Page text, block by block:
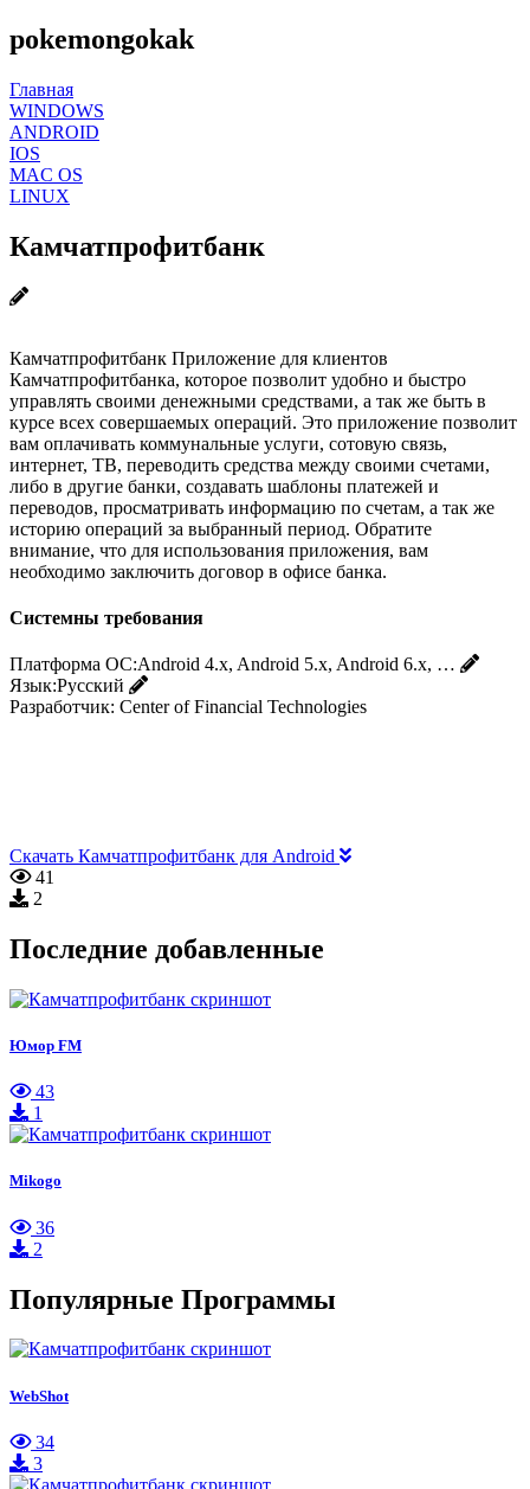
pokemongokak
Главная
WINDOWS
ANDROID
IOS
MAC OS
LINUX
Камчатпрофитбанк
Камчатпрофитбанк Приложение для клиентов
Камчатпрофитбанка, которое позволит удобно и быстро
управлять своими денежными средствами, а так же быть в
курсе всех совершаемых операций. Это приложение позволит
вам оплачивать коммунальные услуги, сотовую связь,
интернет, ТВ, переводить средства между своими счетами,
либо в другие банки, создавать шаблоны платежей и
переводов, просматривать информацию по счетам, а так же
историю операций за выбранный период. Обратите
внимание, что для использования приложения, вам
необходимо заключить договор в офисе банка.
Системны требования
Платформа ОС:Android 4.x, Android 5.x, Android 6.x, …
Язык:Русский
Разработчик: Center of Financial Technologies
Скачать Камчатпрофитбанк для Android
41
2
Последние добавленные
Юмор FM
43
1
Mikogo
36
2
Популярные Программы
WebShot
34
3